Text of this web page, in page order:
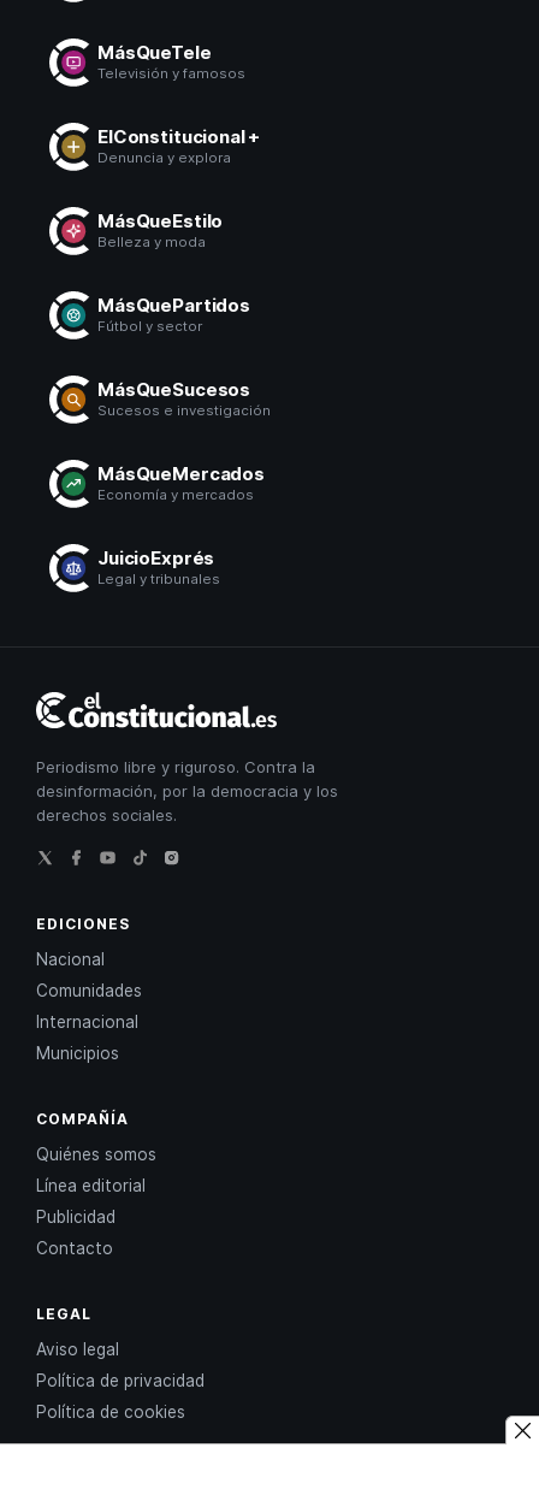
MásQueTele
Televisión y famosos
ElConstitucional +
Denuncia y explora
MásQueEstilo
Belleza y moda
MásQuePartidos
Fútbol y sector
MásQueSucesos
Sucesos e investigación
MásQueMercados
Economía y mercados
JuicioExprés
Legal y tribunales
Constitucional
Periodismo libre y riguroso. Contra la
desinformación, por la democracia y los
derechos sociales.
EDICIONES
Nacional
Comunidades
Internacional
Municipios
COMPAÑÍA
Quiénes somos
Línea editorial
Publicidad
Contacto
LEGAL
Aviso legal
Política de privacidad
Política de cookies